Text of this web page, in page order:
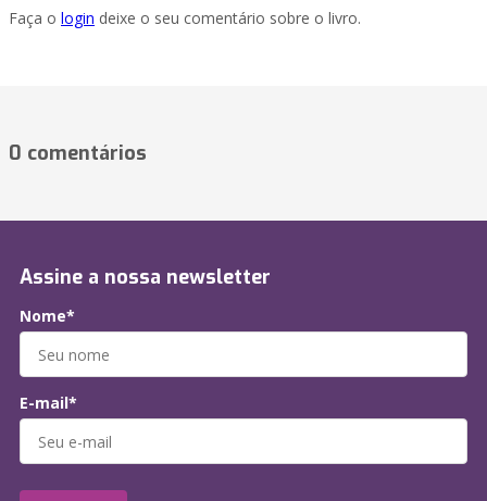
Faça o login deixe o seu comentário sobre o livro.
0 comentários
Assine a nossa newsletter
Nome*
E-mail*